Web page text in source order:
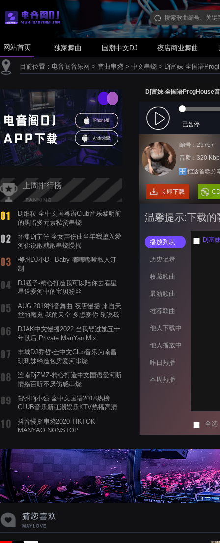
网站首页 独家舞曲 国潮中文DJ 夜店商业舞曲
目前位置： 电音阁音乐网 > 套曲串烧 > 中文串烧 > Dj富妹-全国语
上周排行榜
Dj细粒 全中文国粤语Club音乐黎明前
的黑暗多元素私货串烧
怀集Dj宁仔-全女声伤曲当年我堕入爱
河你说散就散串烧慢摇
柳州DJ小D - Baby 嘟嘟嘟哑私人订
制
DJ猛子-精心打造我可以陪你去看星
星送爱河中的宝贝粉丝
AUG 2019抖音舞曲 夜店慢摇 来自天
堂的魔鬼 我的天空 多想爱你 别说我
DJAK中文慢摇2022 当我娶过她五十
年以后,Private ManYao Mix
丰城DJ乔哲-全中文Club音乐为南昌
琪琪妹缔造包房爱河串烧
连南DjZMZ-精心打造中文国语爱河断
情殇百听不厌伤感串烧
贺州Dj小强-全中文国语2018热榜
CLUB音乐新狂潮娱乐KTV热播高清
抖音慢摇串烧2020 TIKTOK
MANYAO NONSTOP
蝉爸爸妈妈爱存在夏天的风是想你的
声音啊
Dj富妹-全国语ProgHouse
已暂停
编号：29767
音质：320
把这首歌分
立即下载
温馨提示:下载的
播放列表
历史记录
收藏歌曲
最新歌曲
推荐歌曲
他人下载中
他人播放中
昨日热播
本周热播
Dj富
全选